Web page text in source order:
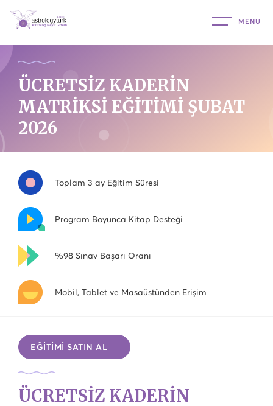
ÜCRETSİZ KADERİN
MATRİKSİ EĞİTİMİ ŞUBAT
2026
Toplam 3 ay Eğitim Süresi
Program Boyunca Kitap Desteği
%98 Sınav Başarı Oranı
Mobil, Tablet ve Masaüstünden Erişim
EĞİTİMİ SATIN AL
ÜCRETSİZ KADERİN